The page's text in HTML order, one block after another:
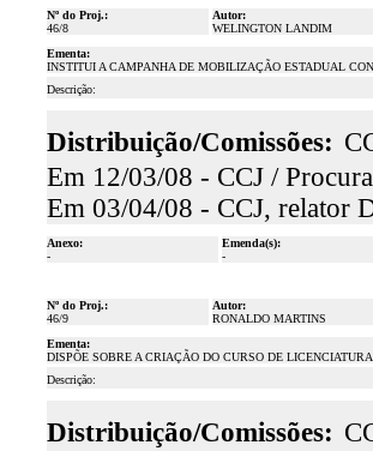
Nº do Proj.:
46/8
Autor:
WELINGTON LANDIM
Ementa:
INSTITUI A CAMPANHA DE MOBILIZAÇÃO ESTADUAL
Descrição:
Distribuição/Comissões:
Em 12/03/08 - CCJ /
Em 03/04/08 - CCJ, relator
Anexo:
-
Emenda(s):
-
Nº do Proj.:
46/9
Autor:
RONALDO MARTINS
Ementa:
DISPÕE SOBRE A CRIAÇÃO DO CURSO DE
Descrição:
Distribuição/Comissões: